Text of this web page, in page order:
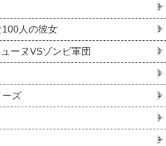
人の彼女
ーヌVSゾンビ軍団
ーズ